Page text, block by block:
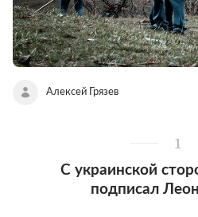
Алексей Грязев
1
С украинской
подписал